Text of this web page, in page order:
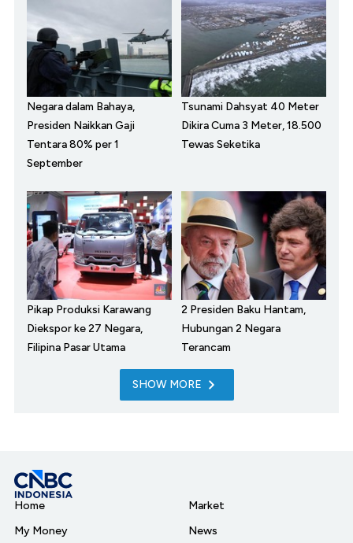
Negara dalam Bahaya,
Presiden Naikkan Gaji
Tentara 80% per 1
September
Tsunami Dahsyat 40 Meter
Dikira Cuma 3 Meter, 18.500
Tewas Seketika
Pikap Produksi Karawang
Diekspor ke 27 Negara,
Filipina Pasar Utama
2 Presiden Baku Hantam,
Hubungan 2 Negara
Terancam
SHOW MORE
Home
My Money
Market
News